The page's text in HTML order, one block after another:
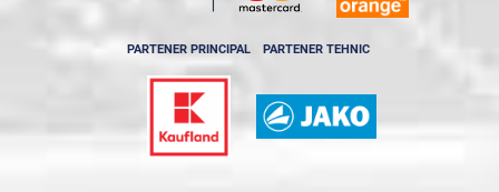
PARTENER PRINCIPAL PARTENER TEHNIC